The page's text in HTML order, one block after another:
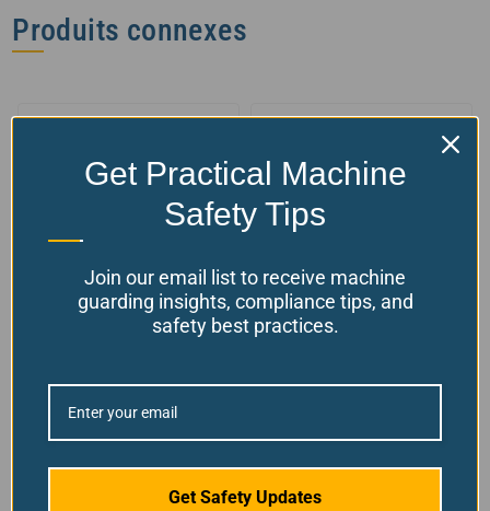
Produits connexes
Feuilles de
polycarbonate
+23 tailles/styles
disponibles !
Feuille de
transparent 4×8
disponibles !
$
Choisissez vos options
Get Practical Machine
Safety Tips
Join our email list to receive machine
guarding insights, compliance tips, and
safety best practices.
Get Safety Updates